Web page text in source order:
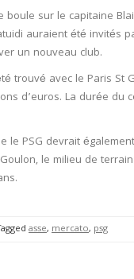
boule sur le capitaine
auraient été invités
un nouveau club.
trouvé avec le Paris St
d’euros. La durée du
le PSG devrait
le milieu de
asse, mercato, psg